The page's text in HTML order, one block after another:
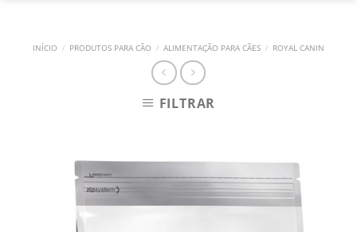
INÍCIO / PRODUTOS PARA CÃO / ALIMENTAÇÃO PARA CÃES / ROYAL CANIN
FILTRAR